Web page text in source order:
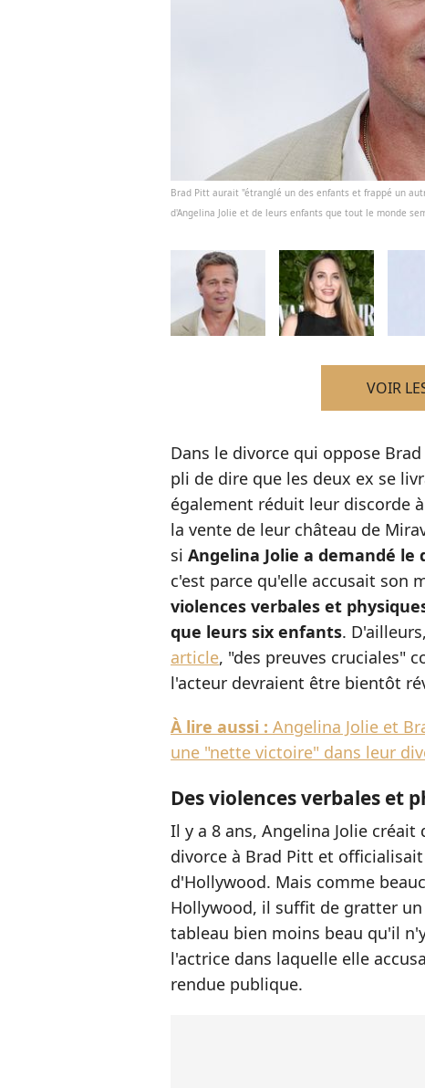
Brad Pitt aurait "étranglé un des enfants et frappé un
d'Angelina Jolie et de leurs enfants que tout le monde
VOIR
Dans le divorce qui oppose
pli de dire que les deux ex se
également réduit leur discorde
la vente de leur château de
si Angelina Jolie a demandé le
c'est parce qu'elle accusait son
violences verbales et
que leurs six enfants.
article, "des preuves cruciales"
l'acteur devraient être bientôt
À lire aussi : Angelina Jolie et
une "nette victoire" dans leur
Des violences verbales et
Il y a 8 ans, Angelina Jolie
divorce à Brad Pitt et
d'Hollywood. Mais comme
Hollywood, il suffit de gratter
tableau bien moins beau qu'il
l'actrice dans laquelle elle
rendue publique.